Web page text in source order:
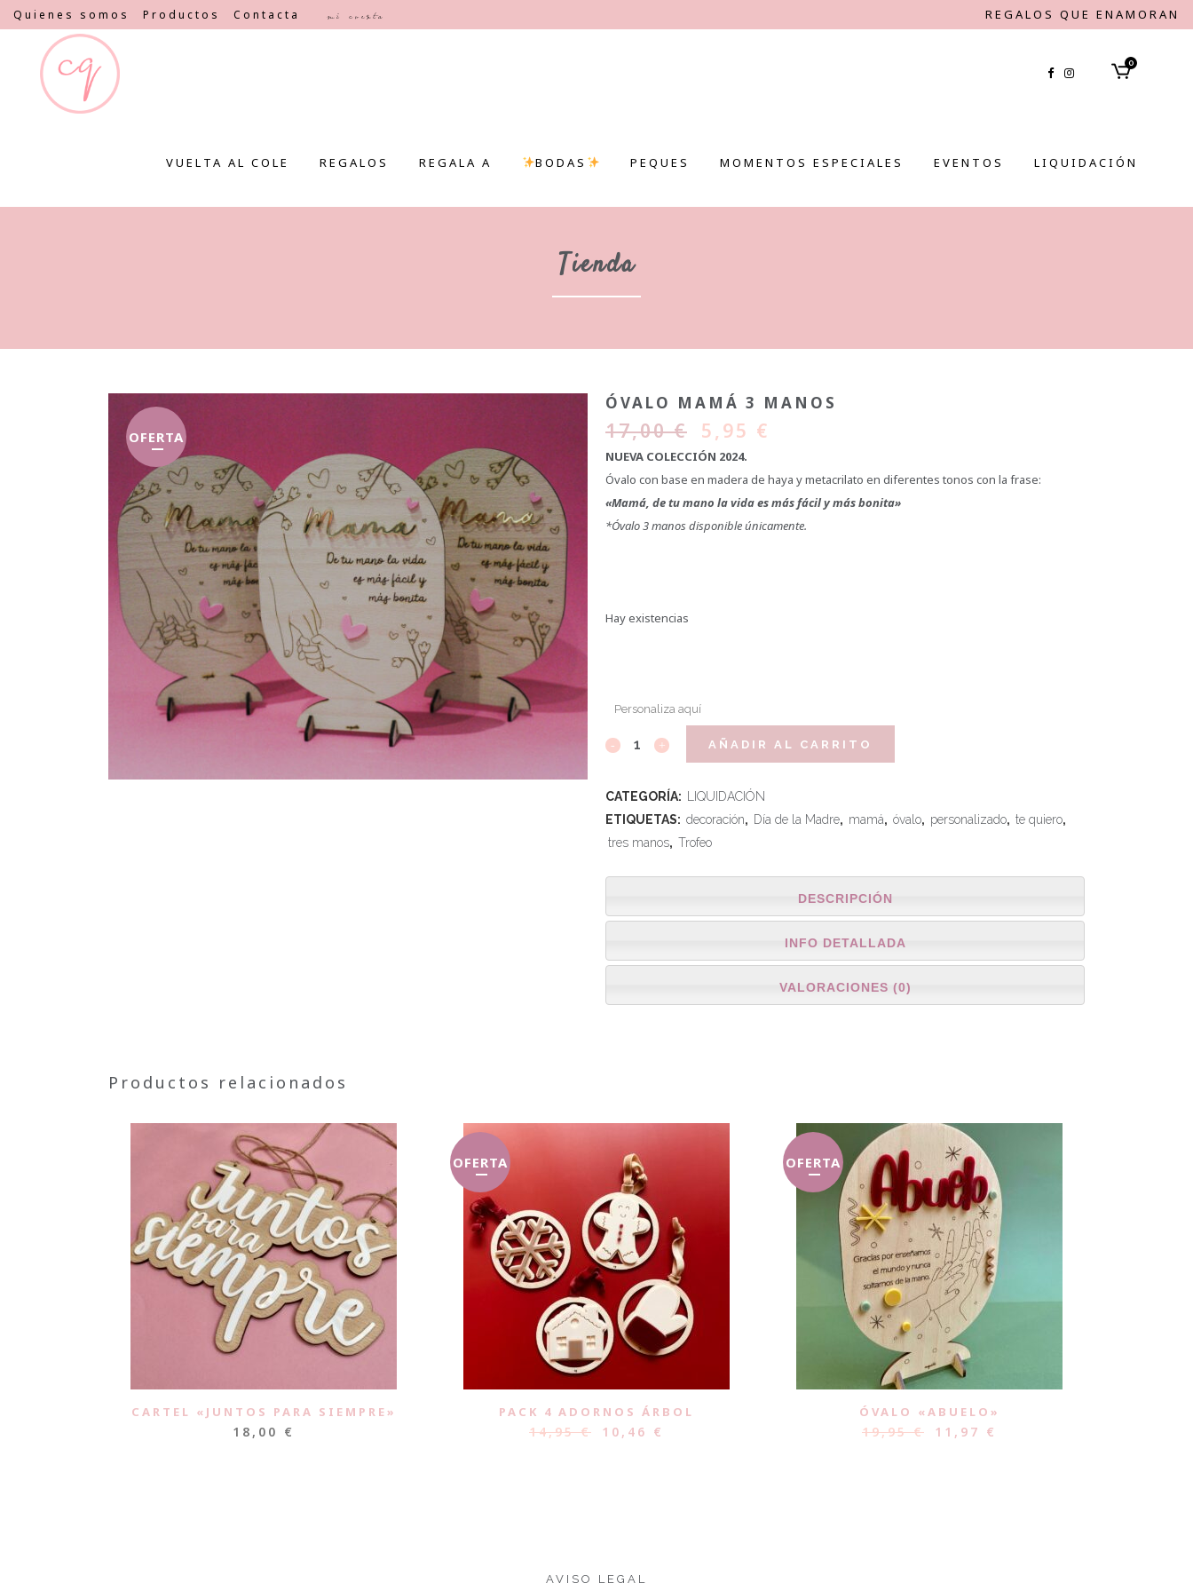
Quienes somos Productos Contacta Mi cuenta REGALOS QUE ENAMORAN
0
VUELTA AL COLE REGALOS REGALA A BODAS PEQUES MOMENTOS ESPECIALES EVENTOS LIQUIDACIÓN
Tienda
OFERTA
ÓVALO MAMÁ 3 MANOS
17,00€ 5,95 €
NUEVA COLECCIÓN 2024.
Óvalo con base en madera de haya y metacrilato en diferentes tonos con la frase:
«Mamá, de tu mano la vida es más fácil y más bonita»
*Óvalo 3 manos disponible únicamente.
Hay existencias
Personaliza aquí
AÑADIR AL CARRITO
CATEGORÍA:
LIQUIDACIÓN
ETIQUETAS: decoración, Día de la Madre, mamá, óvalo, personalizado, te quiero,
tres manos, Trofeo
DESCRIPCIÓN
INFO DETALLADA
VALORACIONES (0)
Productos relacionados
CARTEL «JUNTOS PARA SIEMPRE»
18,00 €
OFERTA
PACK 4 ADORNOS ÁRBOL
14,95€ 10,46 €
OFERTA
ÓVALO «ABUELO»
19,95€ 11,97 €
AVISO LEGAL